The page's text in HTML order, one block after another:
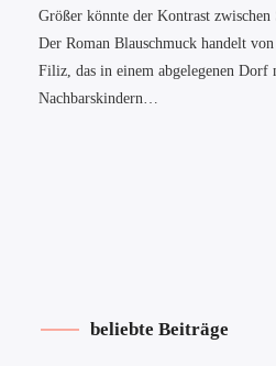
Größer könnte der Kontrast
Der Roman Blauschmuck handelt
Filiz, das in einem abgelegenen Dorf
Nachbarskindern…
beliebte Beiträge